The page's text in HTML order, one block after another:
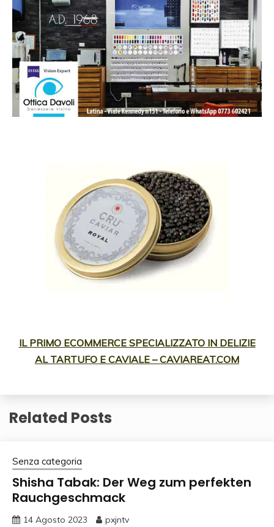
IL PRIMO ECOMMERCE SPECIALIZZATO IN DELIZIE
AL TARTUFO E CAVIALE – CAVIAREAT.COM
Related Posts
Senza categoria
Shisha Tabak: Der Weg zum perfekten
Rauchgeschmack
14 Agosto 2023 pxjntv